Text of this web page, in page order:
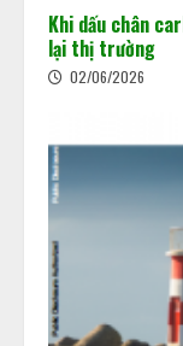
Khi dấu chân
lại thị trường
02/06/2026